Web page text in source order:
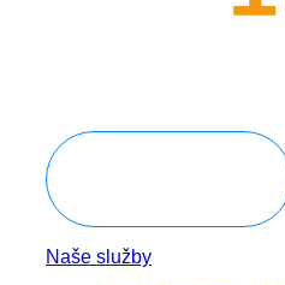
Naše služby